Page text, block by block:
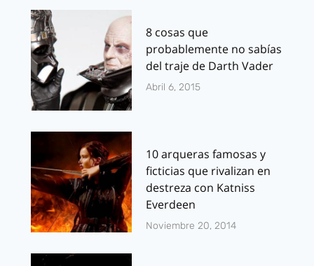
8 cosas que
probablemente no sabías
del traje de Darth Vader
Abril 6, 2015
10 arqueras famosas y
ficticias que rivalizan en
destreza con Katniss
Everdeen
Noviembre 20, 2014